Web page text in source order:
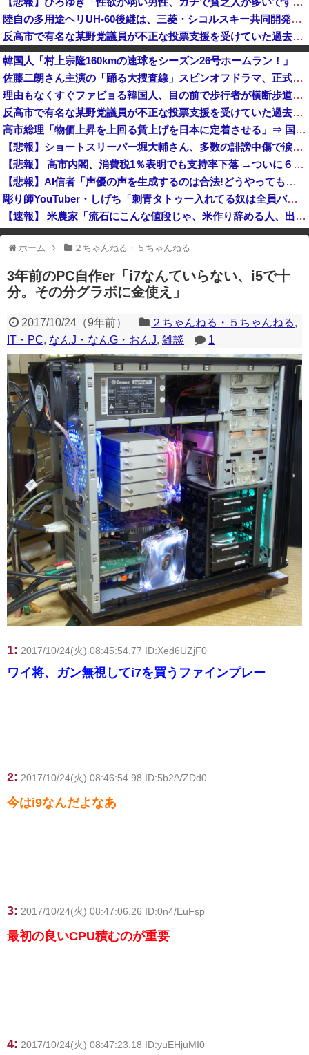
陸自の多用途ヘリUH-60後継は、三菱・シコルスキー共同開発に？！
反高市で有名な某野党議員が不正な投票支援を受けていた過去が発掘、「説明責任があるのでは？」と揶揄されており……
【祝】小坪慎也市議と添田詩織市議、結婚＆第一子誕生を発表 → ｗｗｗｗｗｗｗｗｗｗｗｗ
【悲報】スマホゲーム、ガチで逝く・・・・・・・・
【速報】新電力Looop「19-21時電力無料の実証開始」みんなこれにするじゃん、電力会社の勢力図が変わるか
【今はやってない】審判への性接待疑惑、大韓サッカー協会が声明「現在は一切発生していない」「世界中のサッカー界関係者の皆さんにお詫び」
韓国人「村上宗隆160kmの速球をシーズン26号ホームラン！」
佐藤二朗さん主演の「踊る大捜査線」スピンオフドラマ、正式に中止との報道
理由もなくすぐファビョる韓国人、目の前で歩行者が横断歩道を渡ったというだけで車でハネる
反高市で有名な某野党議員が不正な投票支援を受けていた過去が発掘、「説明責任があるのでは？」と揶揄されており……
高市総理「物価上昇を上回る賃上げを日本に定着させる」⇒ 国家公務員月給3.51％増へ
【悲報】ショートスリーパー堀大輔さん、多数の誹謗中傷で涙が止まらなくなってしまう動画がネットで話題に → ………
【悲報】 高市内閣、消費税1％表明でも支持率下落 →ついに６割割れ
【悲報】AI信者「声優の声を生成するのは合法!どうやっても止められない！ｷｬｷｬ」法務省「普通に権利侵害っす」
彫り師YouTuber・しげち「刺青タトゥー入れてる奴は全員バカです」「すごい民度低い」「5000円好きなんすよ、バカって」
【速報】 米農家「流石にこんな値段じゃ、米作り辞める人、出るんじゃないかなあ？？」
国連事務総長「日本よ、国連にお金がない。このままでは国連が完全崩壊する。助けろ」
一部のコンテンツが表示されなくなったり、サイト全体のレイアウトが崩れ
たりする場合があります。
ホーム ２ちゃんねる・５ちゃんねる
3年前のPC自作er「i7なんていらない、i5で十
分。その分グラボに金使え」
2017/10/24（9年前） ２ちゃんねる・５ちゃんねる,
IT・PC, なんJ・なんG・おんJ, 雑談 1
1: 2017/10/24(火) 08:45:54.77 ID:Xed6UZjF0
ワイ将、ガン無視してi7を買うファインプレー
2: 2017/10/24(火) 08:46:54.98 ID:5b2/VZDd0
今はi9なんだよなあ
3: 2017/10/24(火) 08:47:06.26 ID:0n4/EuFsp
最初の良いCPU積むのが重要
4: 2017/10/24(火) 08:47:23.18 ID:yuEHjuMI0